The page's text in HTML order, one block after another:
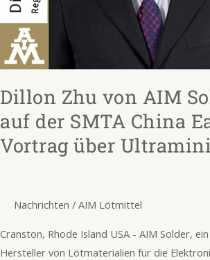
Dillon Zhu von AIM
auf der SMTA China
Vortrag über
Nachrichten / AIM Lötmittel
Cranston, Rhode Island USA - AIM Solder,
Hersteller von Lötmaterialien für die
China
East
einen
Vortrag
Ultraminiaturlöten